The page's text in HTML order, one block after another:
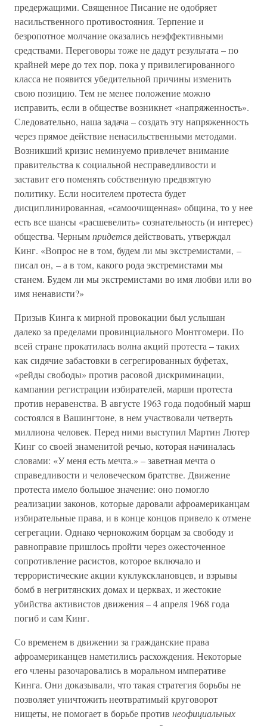
предержащими. Священное Писание не одобряет
насильственного противостояния. Терпение и
безропотное молчание оказались неэффективными
средствами. Переговоры тоже не дадут результата – по
крайней мере до тех пор, пока у привилегированного
класса не появится убедительной причины изменить
свою позицию. Тем не менее положение можно
исправить, если в обществе возникнет «напряженность».
Следовательно, наша задача – создать эту напряженность
через прямое действие ненасильственными методами.
Возникший кризис неминуемо привлечет внимание
правительства к социальной несправедливости и
заставит его поменять собственную предвзятую
политику. Если носителем протеста будет
дисциплинированная, «самоочищенная» община, то у нее
есть все шансы «расшевелить» сознательность (и интерес)
общества. Чернымпридется действовать, утверждал
Кинг. «Вопрос не в том, будем ли мы экстремистами, –
писал он, – а в том, какого рода экстремистами мы
станем. Будем ли мы экстремистами во имя любви или во
имя ненависти?»
Призыв Кинга к мирной провокации был услышан
далеко за пределами провинциального Монтгомери. По
всей стране прокатилась волна акций протеста – таких
как сидячие забастовки в сегрегированных буфетах,
«рейды свободы» против расовой дискриминации,
кампании регистрации избирателей, марши протеста
против неравенства. В августе 1963 года подобный марш
состоялся в Вашингтоне, в нем участвовали четверть
миллиона человек. Перед ними выступил Мартин Лютер
Кинг со своей знаменитой речью, которая начиналась
словами: «У меня есть мечта.» – заветная мечта о
справедливости и человеческом братстве. Движение
протеста имело большое значение: оно помогло
реализации законов, которые даровали афроамериканцам
избирательные права, и в конце концов привело к отмене
сегрегации. Однако чернокожим борцам за свободу и
равноправие пришлось пройти через ожесточенное
сопротивление расистов, которое включало и
террористические акции куклуксклановцев, и взрывы
бомб в негритянских домах и церквах, и жестокие
убийства активистов движения – 4 апреля 1968 года
погиб и сам Кинг.
Со временем в движении за гражданские права
афроамериканцев наметились расхождения. Некоторые
его члены разочаровались в моральном императиве
Кинга. Они доказывали, что такая стратегия борьбы не
позволяет уничтожить неотвратимый круговорот
нищеты, не помогает в борьбе против неофициальных